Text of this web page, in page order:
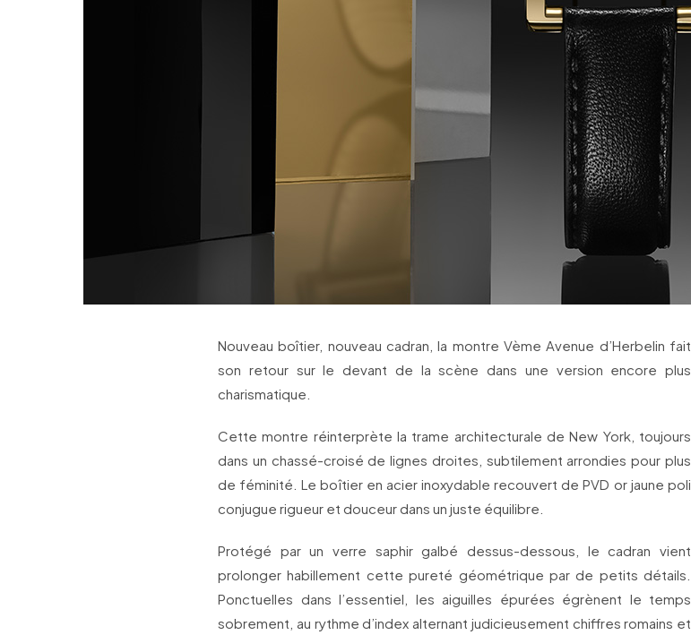
Nouveau boîtier, nouveau cadran, la montre Vème Avenue d’Herbelin fait
son retour sur le devant de la scène dans une version encore plus
charismatique.
Cette montre réinterprète la trame architecturale de New York, toujours
dans un chassé-croisé de lignes droites, subtilement arrondies pour plus
de féminité. Le boîtier en acier inoxydable recouvert de PVD or jaune poli
conjugue rigueur et douceur dans un juste équilibre.
Protégé par un verre saphir galbé dessus-dessous, le cadran vient
prolonger habillement cette pureté géométrique par de petits détails.
Ponctuelles dans l’essentiel, les aiguilles épurées égrènent le temps
sobrement, au rythme d’index alternant judicieusement chiffres romains et